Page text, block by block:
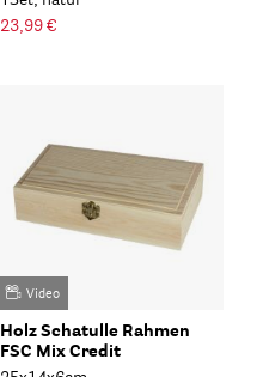
23,99 €
Video
Holz Schatulle Rahmen
FSC Mix Credit